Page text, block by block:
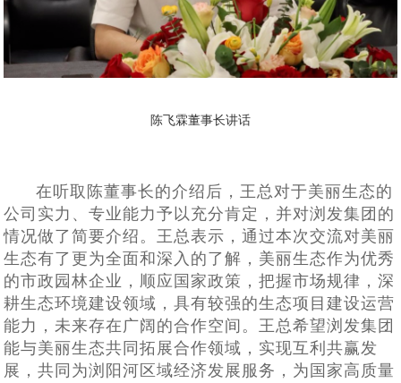
陈飞霖董事长讲话
在听取陈董事长的介绍后，王总对于美丽生态的
公司实力、专业能力予以充分肯定 ， 并对浏发集团 的
情况做了简要介绍 。 王总表示 ，通过本次交流对美丽
生态有了 更为全面和深入 的了解 ， 美丽生态作为优秀
的市政园林企业，顺应国家政策，把握市场规律，深
耕生态环境建设领域 ，具有较强的生态项目建设运营
能力 ，未来存在 广阔的合作空间 。 王总希望浏发集团
能与美丽生态共同拓展合作领域，实现互利共赢发
展，共同为浏阳河区域经济发展服务，为国家高质量